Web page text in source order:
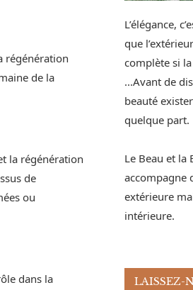
régénération
de la
la régénération
de
ou
dans la
L’élégance,
que
complète si
...Avant de
beauté
quelque part.
Le Beau et la
accompagne
extérieure
intérieure.
LAISSEZ-